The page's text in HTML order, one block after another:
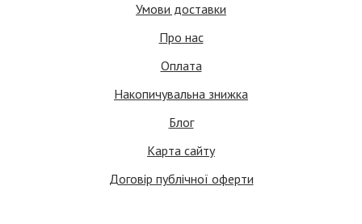
Умови доставки
Про нас
Оплата
Накопичувальна знижка
Блог
Карта сайту
Договір публічної оферти